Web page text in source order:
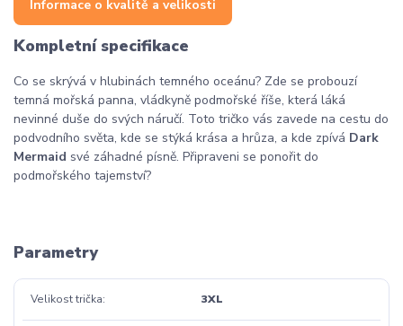
Informace o kvalitě a velikosti
Kompletní specifikace
Co se skrývá v hlubinách temného oceánu? Zde se probouzí
temná mořská panna, vládkyně podmořské říše, která láká
nevinné duše do svých náručí. Toto tričko vás zavede na cestu do
podvodního světa, kde se stýká krása a hrůza, a kde zpívá Dark
Mermaid své záhadné písně. Připraveni se ponořit do
podmořského tajemství?
Parametry
Velikost trička 3XL